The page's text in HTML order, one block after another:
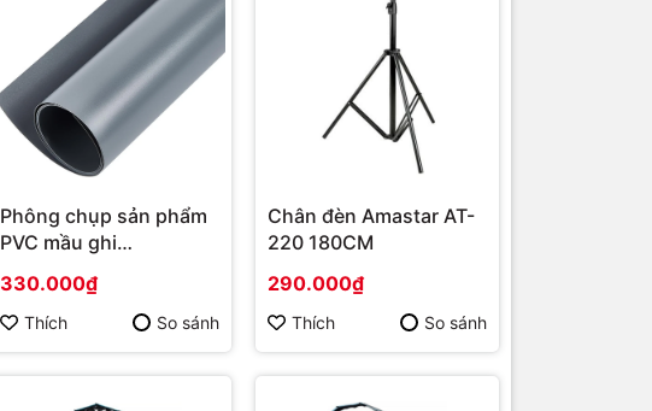
Phông chụp sản phẩm
PVC mầu ghi
330.000₫
Thích So sánh
Chân đèn Amastar AT-
220 180CM
290.000₫
Thích So sánh